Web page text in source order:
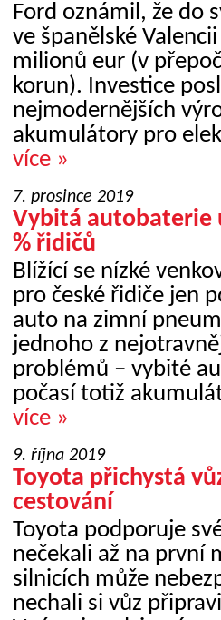
Ford oznámil, že do
ve španělské
milionů eur (v
korun). Investice
nejmodernějších
akumulátory pro
více »
7. prosince 2019
Vybitá autobaterie
% řidičů
Blížící se nízké
pro české řidiče jen
auto na zimní
jednoho z
problémů – vybité
počasí totiž
více »
9. října 2019
Toyota přichystá
cestování
Toyota podporuje
nečekali až na první
silnicích může
nechali si vůz